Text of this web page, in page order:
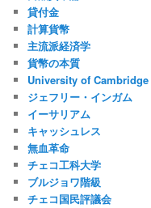
貸付金
計算貨幣
主流派経済学
貨幣の本質
University of Cambridge
ジェフリー・インガム
イーサリアム
キャッシュレス
無血革命
チェコ工科大学
ブルジョワ階級
チェコ国民評議会